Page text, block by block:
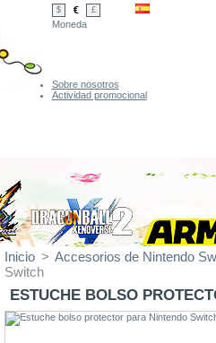
$ € £
Moneda
Sobre nosotros
Actividad promocional
Inicio > Accesorios de Nintendo
Switch
ESTUCHE BOLSO